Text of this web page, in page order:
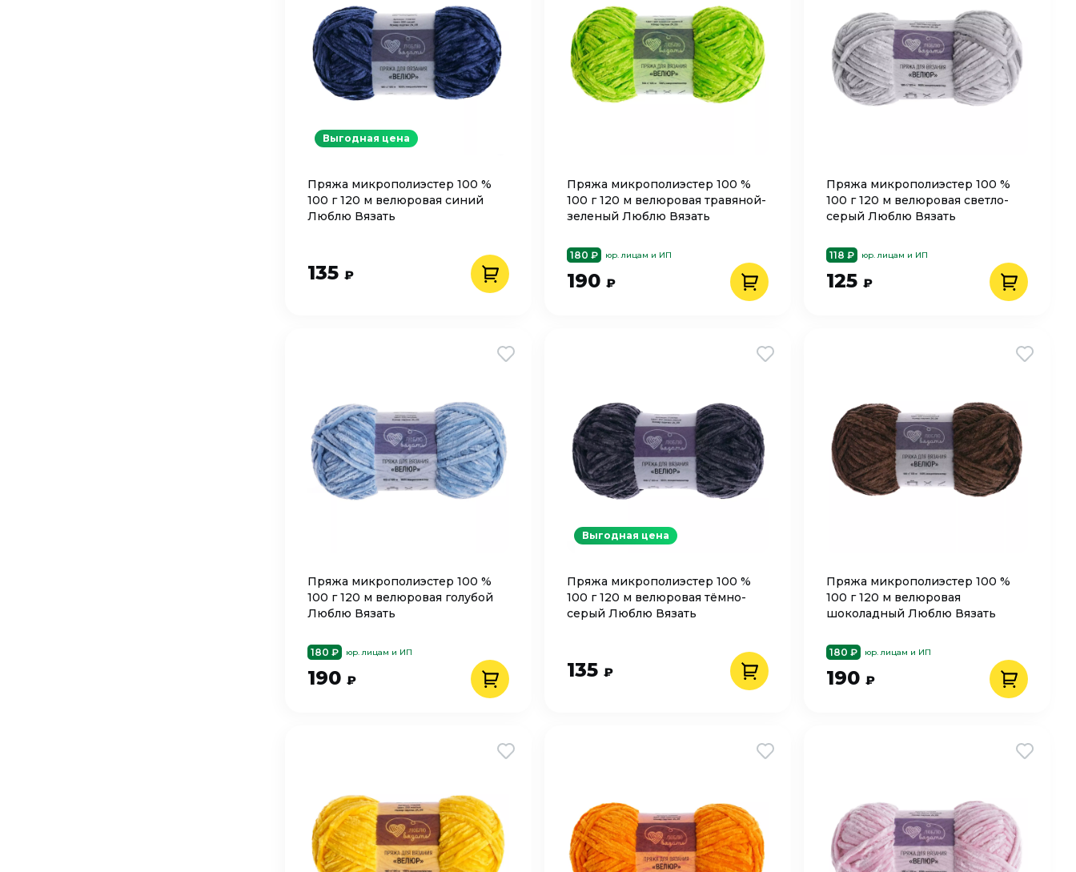
Пряжа микрополиэстер 100 %
100 г 120 м велюровая синий
Люблю Вязать
135 ₽
Выгодная цена
Пряжа микрополиэстер 100 %
100 г 120 м велюровая травяной-
зеленый Люблю Вязать
180 ₽ юр. лицам и ИП
190 ₽
Пряжа микрополиэстер 100 %
100 г 120 м велюровая светло-
серый Люблю Вязать
118 ₽ юр. лицам и ИП
125 ₽
Пряжа микрополиэстер 100 %
100 г 120 м велюровая голубой
Люблю Вязать
180 ₽ юр. лицам и ИП
190 ₽
Пряжа микрополиэстер 100 %
100 г 120 м велюровая тёмно-
серый Люблю Вязать
135 ₽
Выгодная цена
Пряжа микрополиэстер 100 %
100 г 120 м велюровая
шоколадный Люблю Вязать
180 ₽ юр. лицам и ИП
190 ₽